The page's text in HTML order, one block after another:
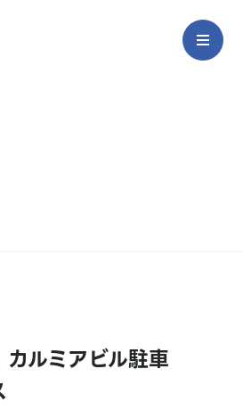
カルミアビル駐車